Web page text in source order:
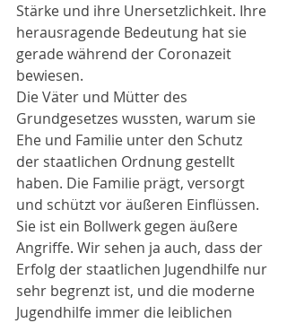
Stärke und ihre Unersetzlichkeit. Ihre
herausragende Bedeutung hat sie
gerade während der Coronazeit
bewiesen.
Die Väter und Mütter des
Grundgesetzes wussten, warum sie
Ehe und Familie unter den Schutz
der staatlichen Ordnung gestellt
haben. Die Familie prägt, versorgt
und schützt vor äußeren Einflüssen.
Sie ist ein Bollwerk gegen äußere
Angriffe. Wir sehen ja auch, dass der
Erfolg der staatlichen Jugendhilfe nur
sehr begrenzt ist, und die moderne
Jugendhilfe immer die leiblichen